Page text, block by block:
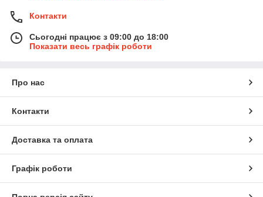
Контакти
Сьогодні працює з 09:00 до 18:00
Показати весь графік роботи
Про нас
Контакти
Доставка та оплата
Графік роботи